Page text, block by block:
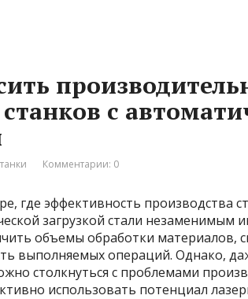
с
Комментарии: 0
где эффективность производства
загрузкой стали незаменимым
объемы обработки материалов,
выполняемых операций. Однако,
столкнуться с проблемами
использовать потенциал